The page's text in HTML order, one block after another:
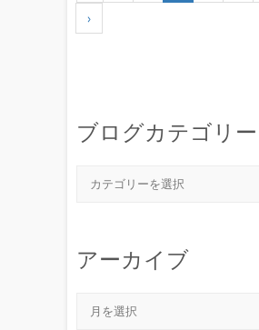
›
ブログカテゴリー
アーカイブ